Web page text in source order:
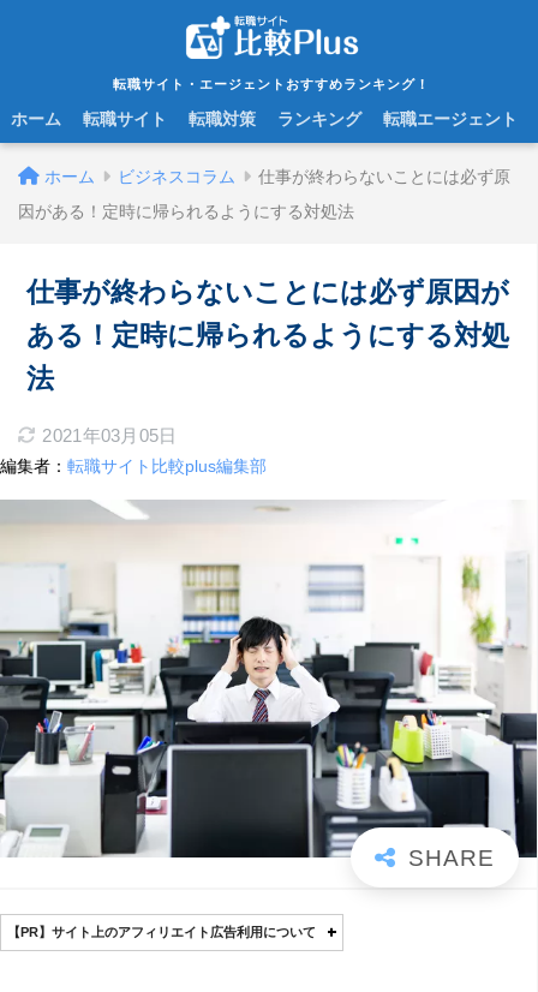
転職サイト・エージェントおすすめランキング！
ホーム 転職サイト 転職対策 ランキング 転職エージェント
ホーム ビジネスコラム
仕事が終わらないことには必ず原
因がある！定時に帰られるようにする対処法
仕事が終わらないことには必ず原因が
ある！定時に帰られるようにする対処
法
2021年03月05日
編集者： 転職サイト比較plus編集部
【PR】サイト上のアフィリエイト広告利用について